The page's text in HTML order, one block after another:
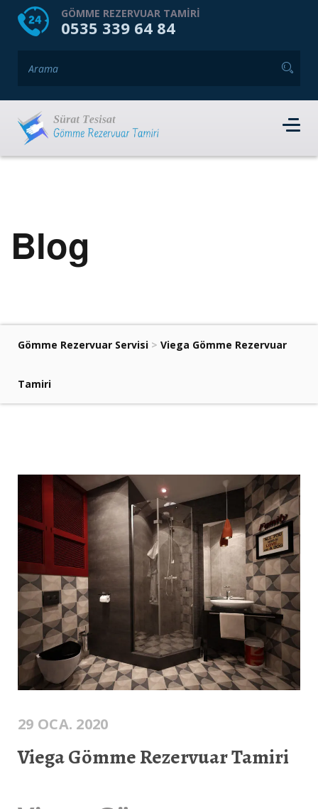
HOME HAKKIMIZDA
GÖMME REZERVUAR TAMIRI
0535 339 64 84
Blog
Gömme Rezervuar Servisi > Viega Gömme Rezervuar
Tamiri
29 OCA. 2020
Viega Gömme Rezervuar Tamiri